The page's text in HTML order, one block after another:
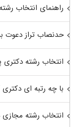
راهنمای انتخاب
حدنصاب تراز دعوت
انتخاب رشته دکتری
با چه رتبه ای
انتخاب رشته مجازی